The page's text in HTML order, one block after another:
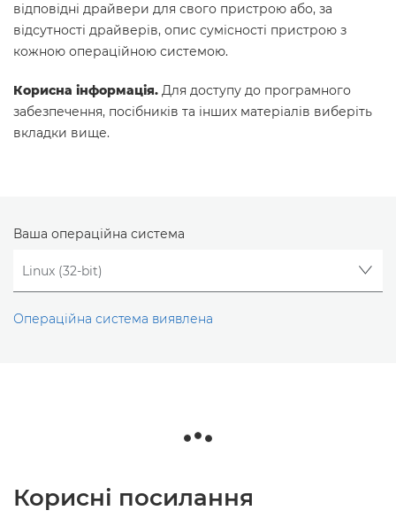
відповідні драйвери для свого пристрою або, за
відсутності драйверів, опис сумісності пристрою з
кожною операційною системою.
Корисна інформація. Для доступу до програмного
забезпечення, посібників та інших матеріалів виберіть
вкладки вище.
Ваша операційна система
Операційна система виявлена
Корисні посилання